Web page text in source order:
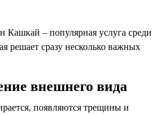
Кашкай – популярная услуга среди
решает сразу несколько важных
внешнего вида
появляются трещины и